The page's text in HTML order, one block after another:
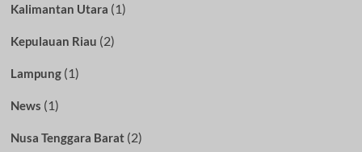
Kalimantan Utara (1)
Kepulauan Riau (2)
Lampung(1)
News (1)
Nusa Tenggara Barat(2)